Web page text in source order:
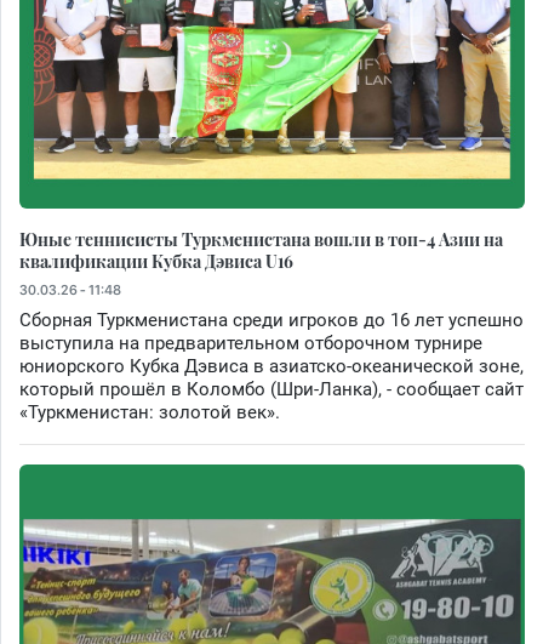
Юные теннисисты Туркменистана вошли в топ-4 Азии на
квалификации Кубка Дэвиса U16
30.03.26 - 11:48
Сборная Туркменистана среди игроков до 16 лет успешно
выступила на предварительном отборочном турнире
юниорского Кубка Дэвиса в азиатско-океанической зоне,
который прошёл в Коломбо (Шри-Ланка), - сообщает сайт
«Туркменистан: золотой век».